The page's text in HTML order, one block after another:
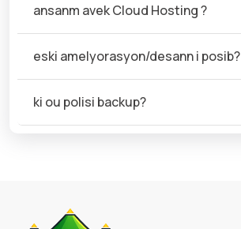
ansanm avek Cloud Hosting ?
eski amelyorasyon/desann i posib?
ki ou polisi backup?